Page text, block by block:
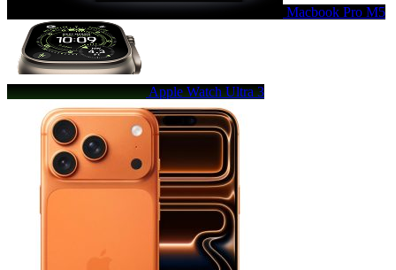
Macbook Pro M5
Apple Watch Ultra 3